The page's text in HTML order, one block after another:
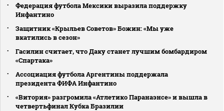
Федерация футбола Мексики выразила поддержку
Инфантино
Защитник «Крыльев Советов» Божин: «Мы уже
вкатились в сезон»
Гасилин считает, что Даку станет лучшим бомбардиром
«Спартака»
Ассоциация футбола Аргентины поддержала
президента ФИФА Инфантино
«Витория» разгромила «Атлетико Паранаэнсе» и вышла в
четвертьфинал Кубка Бразилии